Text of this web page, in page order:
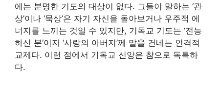
에는 분명한 기도의 대상이 없다. 그들이 말하는 ‘관
상’이나 ‘묵상’은 자기 자신을 돌아보거나 우주적 에
너지를 느끼는 것일 수 있지만, 기독교 기도는 ‘전능
하신 분’이자 ‘사랑의 아버지’께 말을 건네는 인격적
교제다. 이런 점에서 기독교 신앙은 참으로 독특하
다.